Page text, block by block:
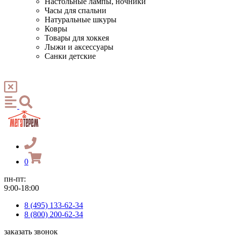
Часы для спальни
Натуральные шкуры
Ковры
Товары для хоккея
Лыжи и аксессуары
Санки детские
0
пн-пт:
9:00-18:00
8 (495) 133-62-34
8 (800) 200-62-34
заказать звонок